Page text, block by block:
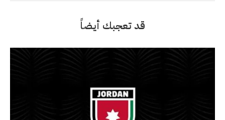
قد تعجبك أيضاً